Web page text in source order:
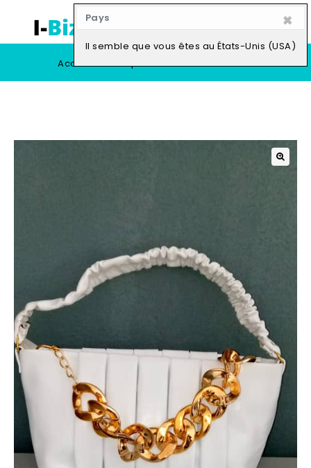
Pays ×
Il semble que vous êtes au États-Unis (USA)
0
Accueil Boutique Vendre